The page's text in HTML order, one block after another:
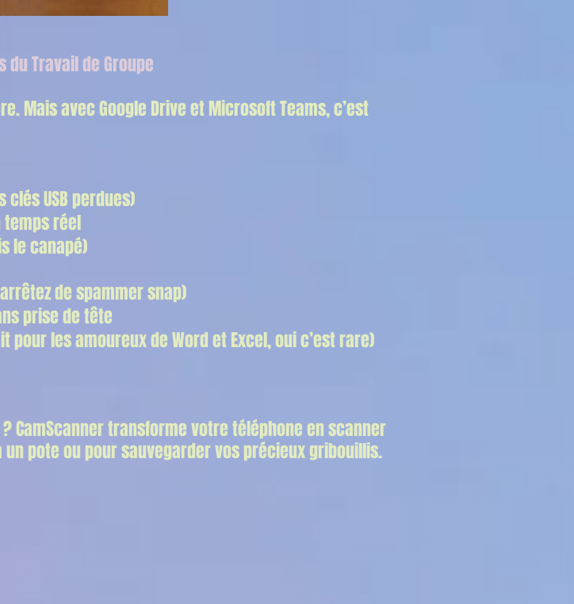
du Travail de Groupe
Mais avec Google Drive et Microsoft Teams, c’est
USB perdues)
temps réel
le canapé)
de spammer snap)
prise de tête
les amoureux de Word et Excel, oui c’est rare)
CamScanner transforme votre téléphone en scanner
pote ou pour sauvegarder vos précieux gribouillis.